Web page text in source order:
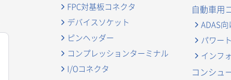
FPC対基板コネクタ
デバイスソケット
ピンヘッダー
コンプレッションターミナル
I/Oコネクタ
自動車用
ADAS向
パワー
インフ
コンシュ